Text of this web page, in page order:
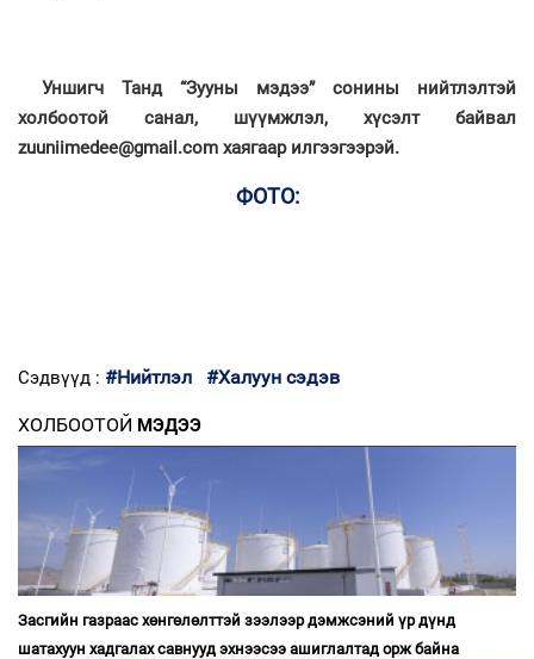
Уншигч Танд “Зууны мэдээ” сонины нийтлэлтэй
холбоотой санал, шүүмжлэл, хүсэлт байвал
zuuniimedee@gmail.com хаягаар илгээгээрэй.
ФОТО:
Сэдвүүд : #Нийтлэл #Халуун сэдэв
ХОЛБООТОЙ МЭДЭЭ
Засгийн газраас хөнгөлөлттэй зээлээр дэмжсэний үр дүнд
шатахуун хадгалах савнууд эхнээсээ ашиглалтад орж байна